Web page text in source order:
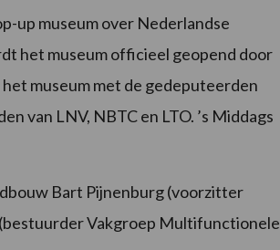
up museum over Nederlandse
het museum officieel geopend door
museum met de gedeputeerden
van LNV, NBTC en LTO. ’s Middags
Bart Pijnenburg (voorzitter
Vakgroep Multifunctionele